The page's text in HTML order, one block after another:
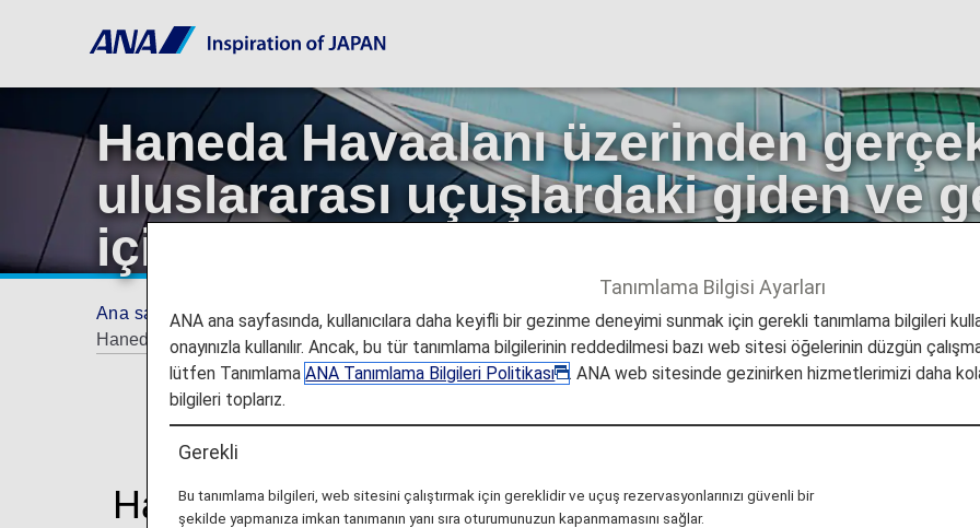
Haneda Havaalanı üzerinden
uluslararası uçuşlardaki giden ve
için
Ana sayfa Seyahat Bilgileri Havaalanı ve Şehir Bilgileri
Tokyo Uluslararası Havaalanı (Haneda)
Haneda Havaalanı üzerinden gerçekleştirilecek uluslararası uçuşlardaki giden ve gelen yolcular için
Haneda Havaalanı Kalkış/Varış Terminalleri
Tanımlama Bilgisi Ayarları
ANA ana sayfasında, kullanıcılara daha keyifli bir gezinme deneyimi sunmak için gerekli tanımlama bilgileri
onayınızla kullanılır. Ancak, bu tür tanımlama bilgilerinin reddedilmesi bazı web sitesi öğelerinin düzgün
lütfen TanımlamaANA Tanımlama Bilgileri Politikası
. ANA web sitesinde gezinirken hizmetlerimizi daha
bilgileri toplarız.
Gerekli
Bu tanımlama bilgileri, web sitesini çalıştırmak için gereklidir ve uçuş rezervasyonlarınızı güvenli bir
şekilde yapmanıza imkan tanımanın yanı sıra oturumunuzun kapanmamasını sağlar.